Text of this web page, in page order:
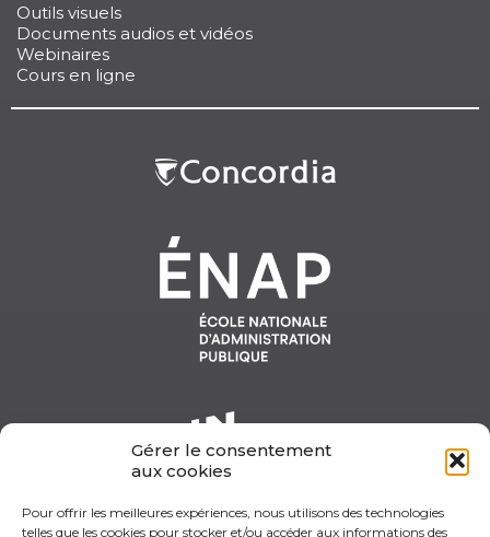
Gérer le consentement
aux cookies
Pour offrir les meilleures expériences, nous utilisons des technologies
telles que les cookies pour stocker et/ou accéder aux informations des
Outils visuels
Documents audios et vidéos
Webinaires
Cours en ligne